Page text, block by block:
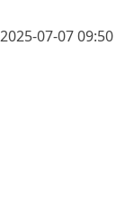
2025-07-07 09:50